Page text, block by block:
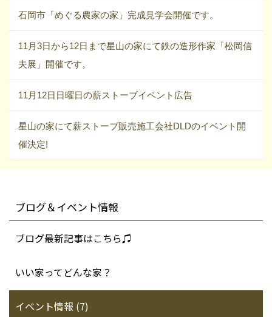
石岡市「めぐる農家の家」完成見学会開催です。
11月3日から12日まで星山の家にて鉄の造形作家「松岡信
夫展」開催です。
11月12日日曜日の薪ストーブイベント広告
星山の家にて薪ストーブ販売施工会社DLDのイベント開
催決定!
ブログ＆イベント情報
ブログ最新記事はこちら♫
いい家ってどんな家？
イベント情報 (7)